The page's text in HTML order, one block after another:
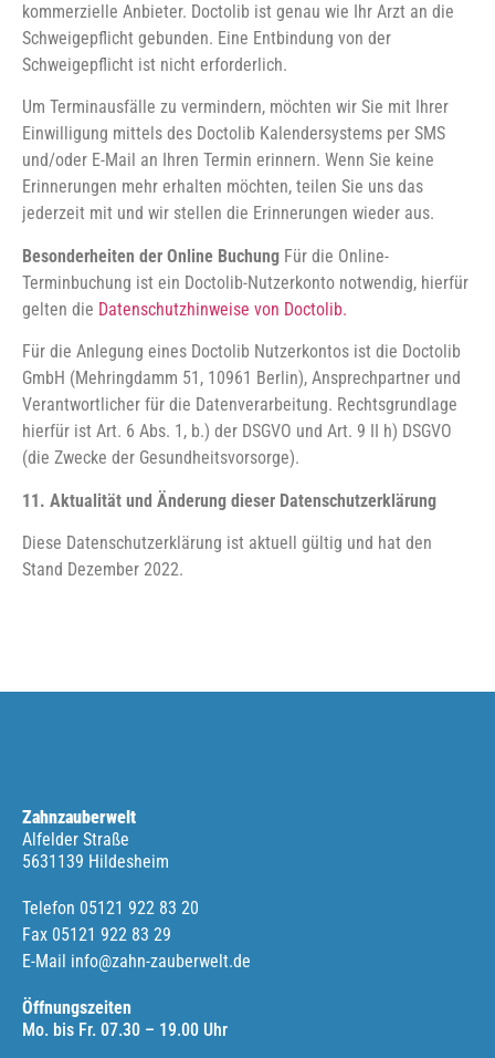
kommerzielle Anbieter. Doctolib ist genau wie Ihr Arzt an die
Schweigepflicht gebunden. Eine Entbindung von der
Schweigepflicht ist nicht erforderlich.
Um Terminausfälle zu vermindern, möchten wir Sie mit Ihrer
Einwilligung mittels des Doctolib Kalendersystems per SMS
und/oder E-Mail an Ihren Termin erinnern. Wenn Sie keine
Erinnerungen mehr erhalten möchten, teilen Sie uns das
jederzeit mit und wir stellen die Erinnerungen wieder aus.
Besonderheiten der Online Buchung Für die Online-
Terminbuchung ist ein Doctolib-Nutzerkonto notwendig, hierfür
gelten die Datenschutzhinweise von Doctolib.
Für die Anlegung eines Doctolib Nutzerkontos ist die Doctolib
GmbH (Mehringdamm 51, 10961 Berlin), Ansprechpartner und
Verantwortlicher für die Datenverarbeitung. Rechtsgrundlage
hierfür ist Art. 6 Abs. 1, b.) der DSGVO und Art. 9 II h) DSGVO
(die Zwecke der Gesundheitsvorsorge).
11. Aktualität und Änderung dieser Datenschutzerklärung
Diese Datenschutzerklärung ist aktuell gültig und hat den
Stand Dezember 2022.
Zahnzauberwelt
Alfelder Straße
5631139 Hildesheim
Telefon 05121 922 83 20
Fax 05121 922 83 29
E-Mail info@zahn-zauberwelt.de
Öffnungszeiten
Mo. bis Fr. 07.30 – 19.00 Uhr